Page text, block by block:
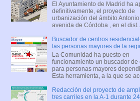
El Ayuntamiento de Madrid ha
definitivamente, el proyecto de
urbanización del ámbito
avenida de Córdoba , en el
Buscador de centros
las personas mayores de la
La Comunidad ha puesto en
funcionamiento un buscador de
para personas mayores
Esta herramienta, a la que se
Redacción del proyecto de
tres carriles en la A-1 durante